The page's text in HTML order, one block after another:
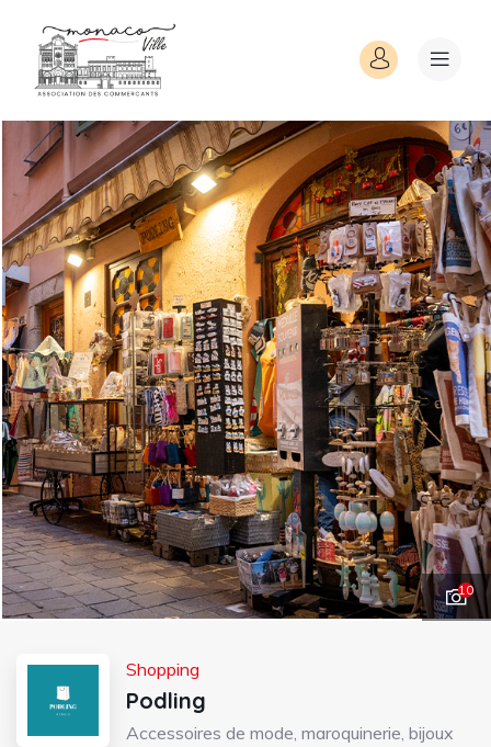
10
Shopping
Podling
Accessoires de mode, maroquinerie, bijoux